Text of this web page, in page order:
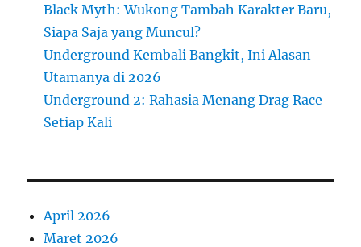
Black Myth: Wukong Tambah Karakter Baru,
Siapa Saja yang Muncul?
Underground Kembali Bangkit, Ini Alasan
Utamanya di 2026
Underground 2: Rahasia Menang Drag Race
Setiap Kali
April 2026
Maret 2026